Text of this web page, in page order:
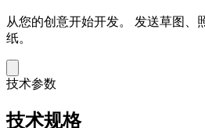
从您的创意开始开发。 发送草图、
纸。
技术参数
技术规格